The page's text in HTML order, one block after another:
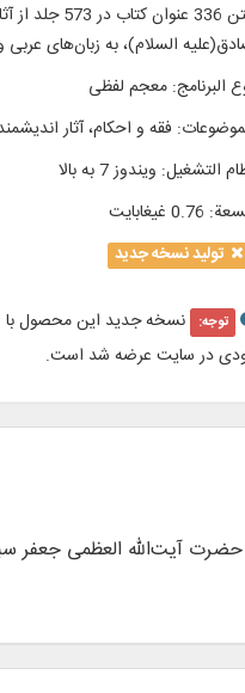
متن 336
السلام)، به زبان‌های عربی
البرنامج: معجم لفظی
: فقه و احکام، آثار
التشغیل: ویندوز 7 به بالا
: 0.76 غيغابايت
تولید نسخه جدید
توجه: نسخه جدید این محصول با
در سایت عرضه شد است.
کتاب در 573 جلد از آثار حضرت‌